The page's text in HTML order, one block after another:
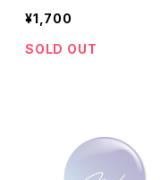
¥1,700
SOLD OUT